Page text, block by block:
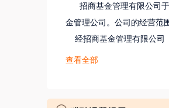
招商基金管理有限公
金管理公司。公司的经营范
经招商基金管理有限公
74号文批复同意，本公司原
查看全部